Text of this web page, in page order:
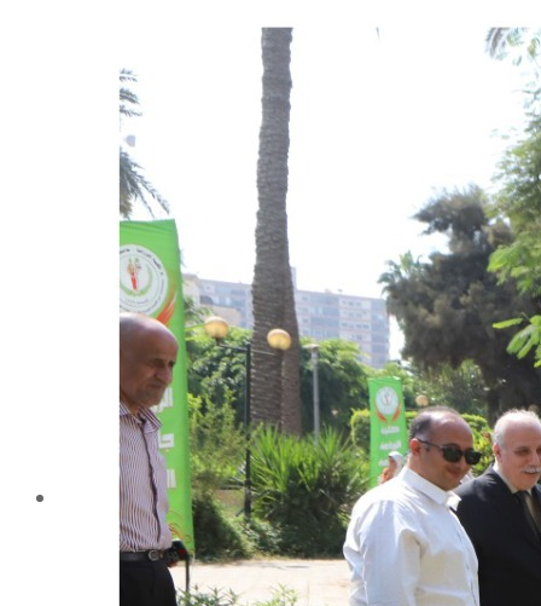
الإدارة
كلمة عميد الكلية
رؤساء الأقسام العلمية
الهيكل التنظيمى
نبذة تاريخية
تاريخ الكلية
الإدارة الحالية
الخطة الإستراتجية و التنفيذية
ميثاق الأخلاقيات
بحوث فى حقوق الملكية الفكرية
إستراتجية التعليم والتعلم
البريد الإلكترونى لإدارات و مراكز الكلية
خريطة الكلية